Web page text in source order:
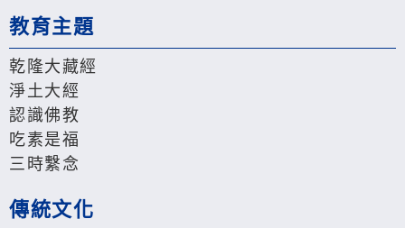
教育主題
乾隆大藏經
淨土大經
認識佛教
吃素是福
三時繫念
傳統文化